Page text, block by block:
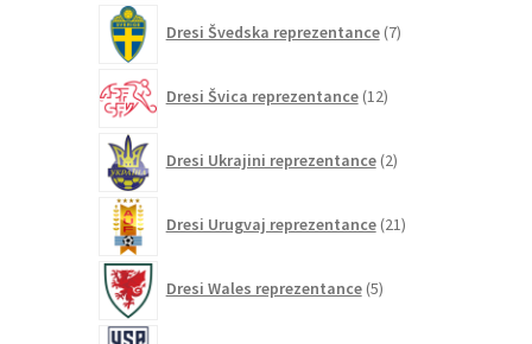
Dresi Švedska reprezentance 7izdelkov
Dresi Švica reprezentance 12izdelkov
Dresi Ukrajini reprezentance 2izdelka
Dresi Urugvaj reprezentance 21izdelkov
Dresi Wales reprezentance 5izdelkov